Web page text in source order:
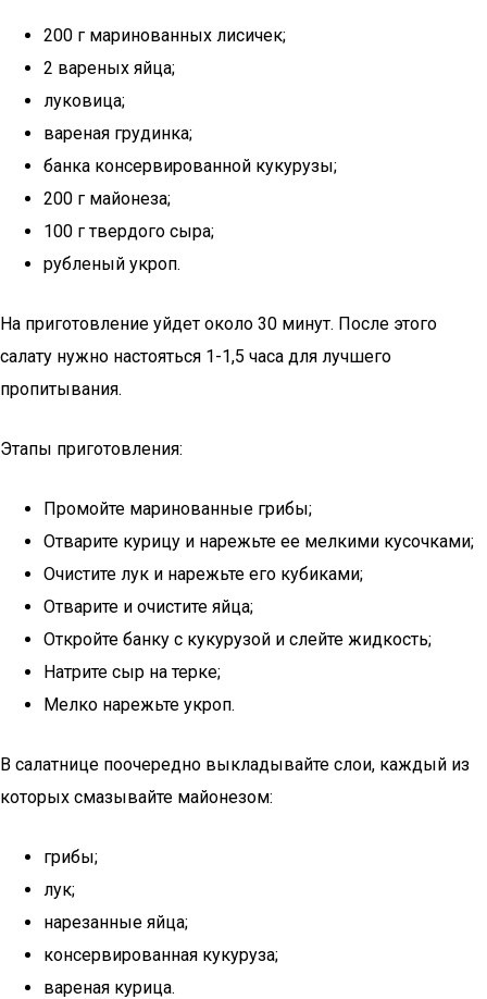
200 г маринованных лисичек;
2 вареных яйца;
луковица;
вареная грудинка;
банка консервированной кукурузы;
200 г майонеза;
100 г твердого сыра;
рубленый укроп.
На приготовление уйдет около 30 минут. После этого
салату нужно настояться 1-1,5 часа для лучшего
пропитывания.
Этапы приготовления:
Промойте маринованные грибы;
Отварите курицу и нарежьте ее мелкими кусочками;
Очистите лук и нарежьте его кубиками;
Отварите и очистите яйца;
Откройте банку с кукурузой и слейте жидкость;
Натрите сыр на терке;
Мелко нарежьте укроп.
В салатнице поочередно выкладывайте слои, каждый из
которых смазывайте майонезом:
грибы;
лук;
нарезанные яйца;
консервированная кукуруза;
вареная курица.